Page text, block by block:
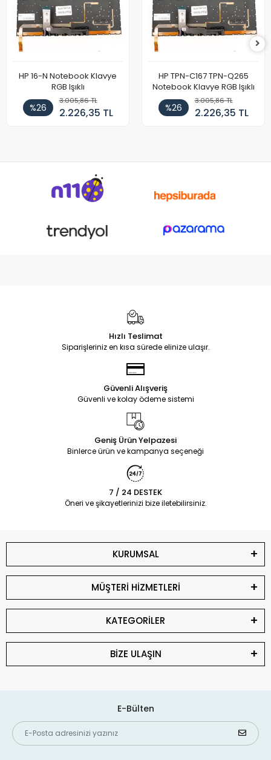
HP 16-N Notebook Klavye
RGB Işıklı
%26
3.005,86 TL
2.226,35 TL
HP TPN-C167 TPN-Q265
Notebook Klavye RGB Işıklı
%26
3.005,86 TL
2.226,35 TL
Hızlı Teslimat
Siparişleriniz en kısa sürede elinize ulaşır.
Güvenli Alışveriş
Güvenli ve kolay ödeme sistemi
Geniş Ürün Yelpazesi
Binlerce ürün ve kampanya seçeneği
7 / 24 DESTEK
Öneri ve şikayetlerinizi bize iletebilirsiniz.
KURUMSAL
MÜŞTERİ HİZMETLERİ
KATEGORİLER
BİZE ULAŞIN
E-Bülten